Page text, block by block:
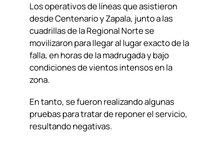
Los operativos de líneas que asistieron
desde Centenario y Zapala, junto a las
cuadrillas de la Regional Norte se
movilizaron para llegar al lugar exacto de la
falla, en horas de la madrugada y bajo
condiciones de vientos intensos en la
zona.
En tanto, se fueron realizando algunas
pruebas para tratar de reponer el servicio,
resultando negativas.